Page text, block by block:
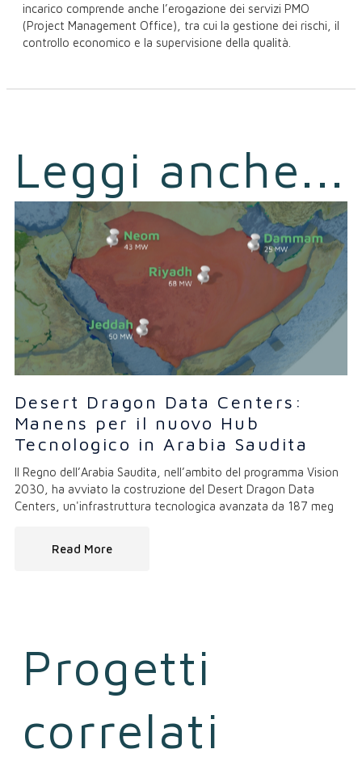
incarico comprende anche l’erogazione dei servizi PMO
(Project Management Office), tra cui la gestione dei rischi, il
controllo economico e la supervisione della qualità.
Leggi anche...
Desert Dragon Data Centers:
Manens per il nuovo Hub
Tecnologico in Arabia Saudita
Il Regno dell’Arabia Saudita, nell’ambito del programma Vision
2030, ha avviato la costruzione del Desert Dragon Data
Centers, un'infrastruttura tecnologica avanzata da 187 meg
Read More
Progetti
correlati